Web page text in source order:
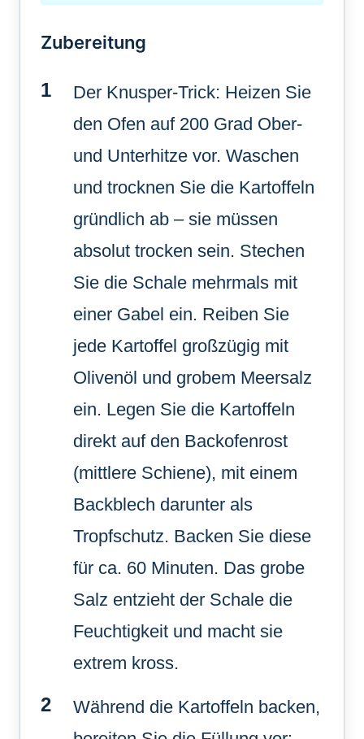
Zubereitung
Der Knusper-Trick: Heizen Sie
den Ofen auf 200 Grad Ober-
und Unterhitze vor. Waschen
und trocknen Sie die Kartoffeln
gründlich ab – sie müssen
absolut trocken sein. Stechen
Sie die Schale mehrmals mit
einer Gabel ein. Reiben Sie
jede Kartoffel großzügig mit
Olivenöl und grobem Meersalz
ein. Legen Sie die Kartoffeln
direkt auf den Backofenrost
(mittlere Schiene), mit einem
Backblech darunter als
Tropfschutz. Backen Sie diese
für ca. 60 Minuten. Das grobe
Salz entzieht der Schale die
Feuchtigkeit und macht sie
extrem kross.
Während die Kartoffeln backen,